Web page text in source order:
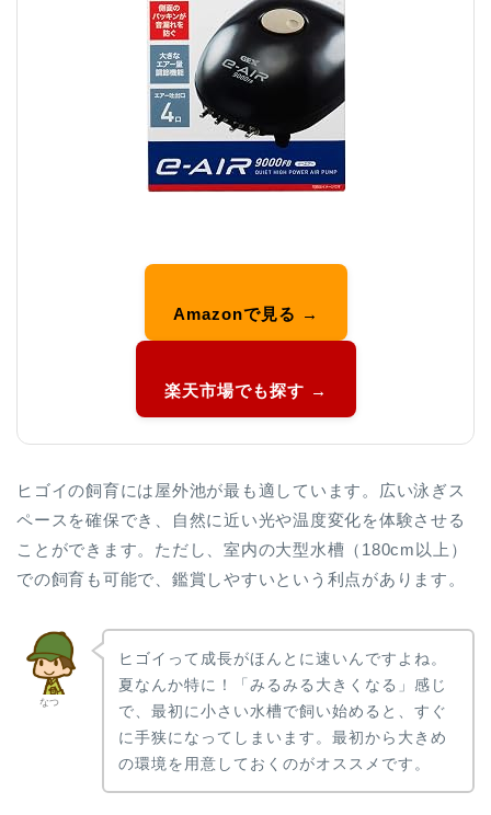
Amazonで見る →
楽天市場でも探す →
ヒゴイの飼育には屋外池が最も適しています。広い泳ぎス
ペースを確保でき、自然に近い光や温度変化を体験させる
ことができます。ただし、室内の大型水槽（180cm以上）
での飼育も可能で、鑑賞しやすいという利点があります。
なつ
ヒゴイって成長がほんとに速いんですよね。
夏なんか特に！「みるみる大きくなる」感じ
で、最初に小さい水槽で飼い始めると、すぐ
に手狭になってしまいます。最初から大きめ
の環境を用意しておくのがオススメです。